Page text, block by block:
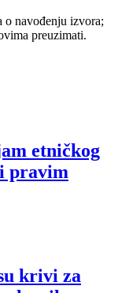
o navođenju izvora;
preuzimati.
etničkog
pravim
krivi za